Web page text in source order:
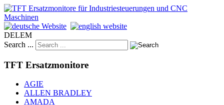
DELEM
Search ...
TFT Ersatzmonitore
AGIE
ALLEN BRADLEY
AMADA